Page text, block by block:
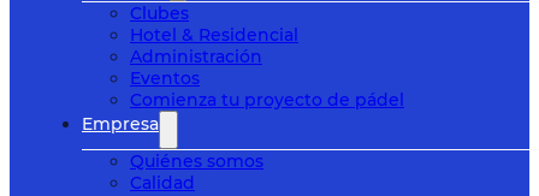
Clubes
Hotel & Residencial
Administración
Eventos
Comienza tu proyecto de pádel
Empresa
Quiénes somos
Calidad